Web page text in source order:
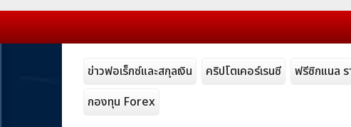
VPS Register
ข่าวฟอเร็กซ์และสกุลเงิน คริปโตเคอร์เรนซี ฟรีซิกแนล ร
กองทุน Forex